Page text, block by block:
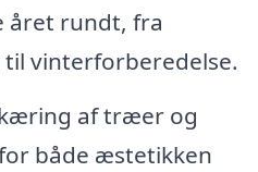
året rundt, fra
vinterforberedelse.
af træer og
både æstetikken